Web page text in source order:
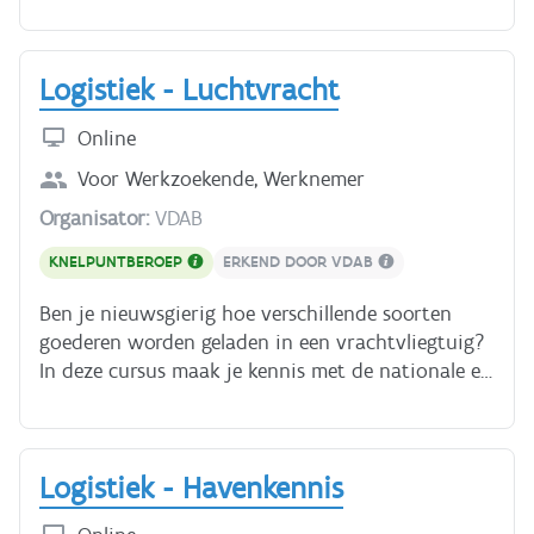
ongeveer 3 uur nodig voor deze cursus.
onze podcast: Zo werkt het! -
vrachtwagenchauffeur Je hebt ongeveer 3 uur
nodig voor deze cursus.
Logistiek - Luchtvracht
Online
Voor Werkzoekende, Werknemer
Organisator:VDAB
KNELPUNTBEROEP ERKEND DOOR VDAB
Ben je nieuwsgierig hoe verschillende soorten
goederen worden geladen in een vrachtvliegtuig?
In deze cursus maak je kennis met de nationale en
krijgt inzicht in het volledige verschepingsproces:
de boeking, de belading van het vliegtuig, de
documentenstroom en de afhandeling van de
vracht. Deze onderwerpen komen aan bod: -
Logistiek - Havenkennis